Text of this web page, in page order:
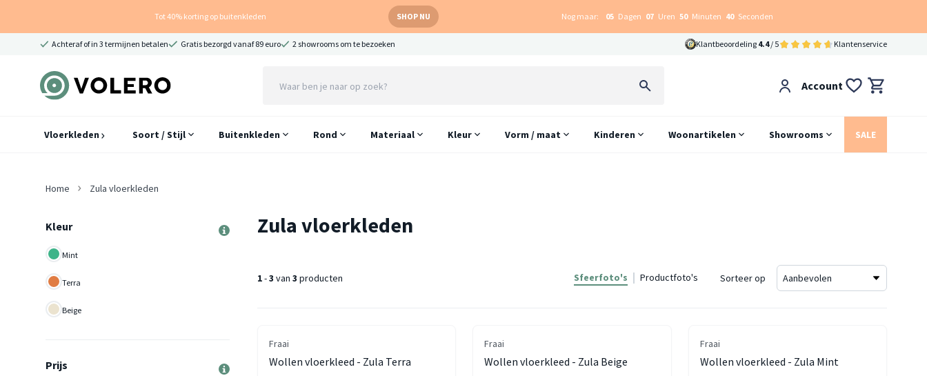
Tot 40% korting op buitenkleden SHOP NU Nog maar: 05 Dagen 07 Uren 50 Minuten 39 Seconden
Achteraf of in 3 termijnen betalen Gratis bezorgd vanaf 89 euro 2 showrooms om te bezoeken Klantbeoordeling 4.4/ 5 Klantenservice
Account
Vloerkleden Soort / Stijl Buitenkleden Rond Materiaal Kleur Vorm / maat Kinderen Woonartikelen Showrooms SALE
Home Zula vloerkleden
Kleur
Mint
Terra
Beige
Prijs
Zula vloerkleden
1-3 van 3 producten Sfeerfoto's Productfoto's Sorteer op
Fraai
Wollen vloerkleed - Zula Terra
Fraai
Wollen vloerkleed - Zula Beige
Fraai
Wollen vloerkleed - Zula Mint